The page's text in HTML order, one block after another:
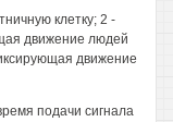
клетку; 2 -
движение людей
движение
подачи сигнала